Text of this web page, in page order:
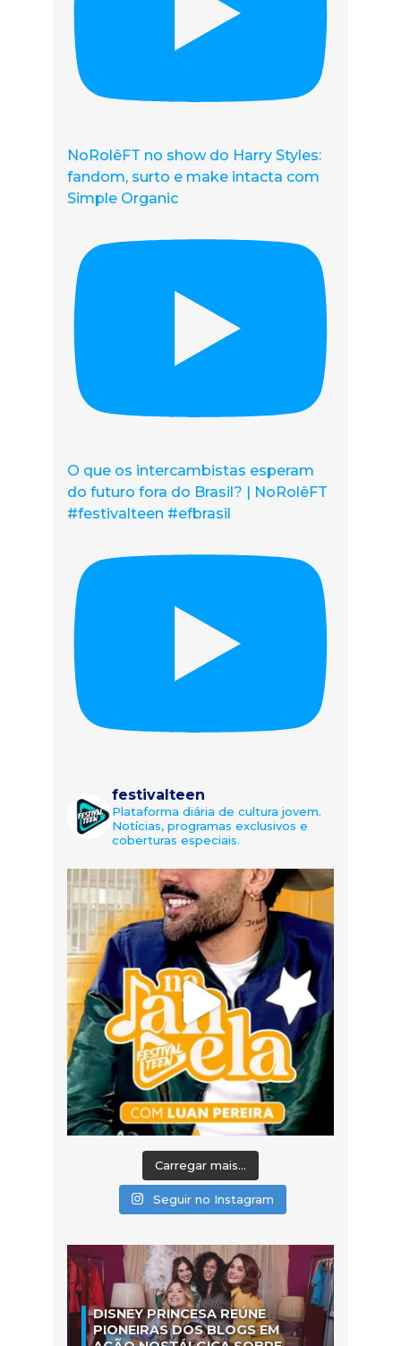
NoRolêFT no show do Harry Styles:
fandom, surto e make intacta com
Simple Organic
O que os intercambistas esperam
do futuro fora do Brasil? | NoRolêFT
#festivalteen #efbrasil
festivalteen
Plataforma diária de cultura jovem.
Notícias, programas exclusivos e
coberturas especiais.
Carregar mais...
Seguir no Instagram
DISNEY PRINCESA REÚNE
PIONEIRAS DOS BLOGS EM